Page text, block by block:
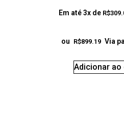
Em até 3x de R$
ou R$899.19 Via
Adicionar ao